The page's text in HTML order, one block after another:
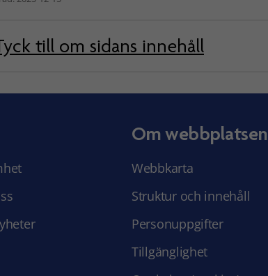
till om sidans innehåll
Om webbplatsen
Webbkarta
Struktur och innehåll
Personuppgifter
Tillgänglighet